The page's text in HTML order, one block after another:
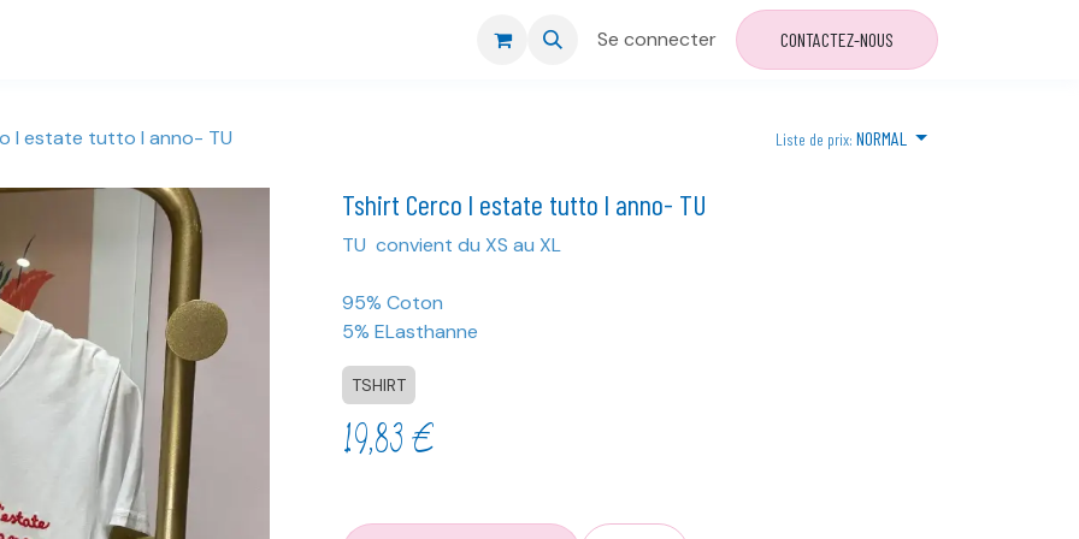
Livraison et retour Se connecter CONTACTEZ-NOUS
l estate tutto l anno- TU Liste de prix: NORMAL
Tshirt Cerco l estate tutto l anno- TU
TU convient du XS au XL
95% Coton
5% ELasthanne
TSHIRT
19,83€